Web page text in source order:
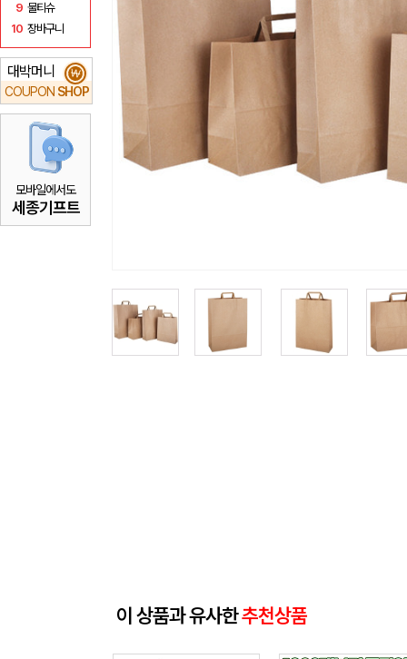
9 물티슈
10 장바구니
대박머니
COUPON SHOP
₩
모바일에서도
세종기프트
이 상품과 유사한추천상품